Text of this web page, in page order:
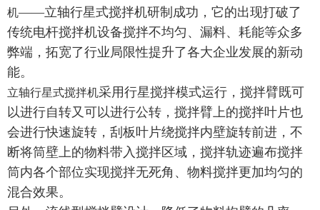
机——立轴行星式搅拌机研制成功，它的出现打破了
传统电杆搅拌机设备搅拌不均匀、漏料、耗能等众多
弊端，拓宽了行业局限性提升了各大企业发展的新动
能。
立轴行星式搅拌机采用行星搅拌模式运行，搅拌臂既可
以进行自转又可以进行公转，搅拌臂上的搅拌叶片也
会进行快速旋转，刮板叶片绕搅拌内壁旋转前进，不
断将筒壁上的物料带入搅拌区域，搅拌轨迹遍布搅拌
筒内各个部位实现搅拌无死角、物料搅拌更加均匀的
混合效果。